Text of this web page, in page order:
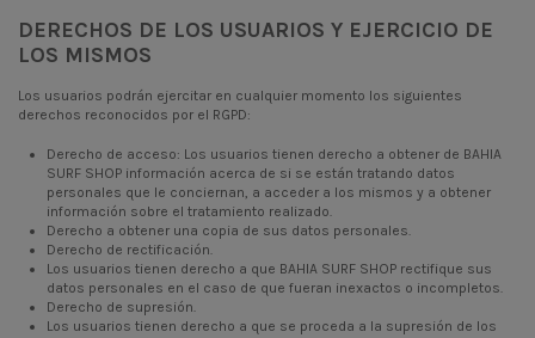
DERECHOS DE LOS USUARIOS Y EJERCICIO DE
LOS MISMOS
Los usuarios podrán ejercitar en cualquier momento los siguientes
derechos reconocidos por el RGPD:
Derecho de acceso: Los usuarios tienen derecho a obtener de BAHIA
SURF SHOP información acerca de si se están tratando datos
personales que le conciernan, a acceder a los mismos y a obtener
información sobre el tratamiento realizado.
Derecho a obtener una copia de sus datos personales.
Derecho de rectificación.
Los usuarios tienen derecho a que BAHIA SURF SHOP rectifique sus
datos personales en el caso de que fueran inexactos o incompletos.
Derecho de supresión.
Los usuarios tienen derecho a que se proceda a la supresión de los